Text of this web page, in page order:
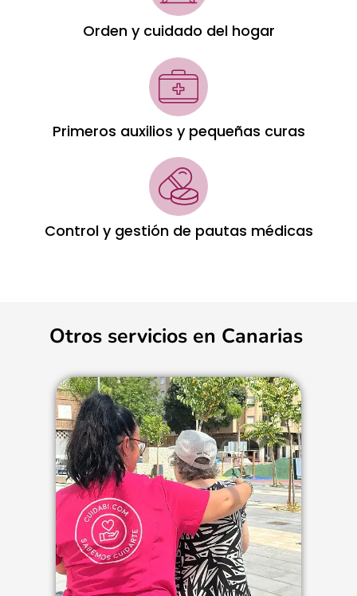
Orden y cuidado del hogar
Primeros auxilios y pequeñas curas
Control y gestión de pautas médicas
Otros servicios en Canarias